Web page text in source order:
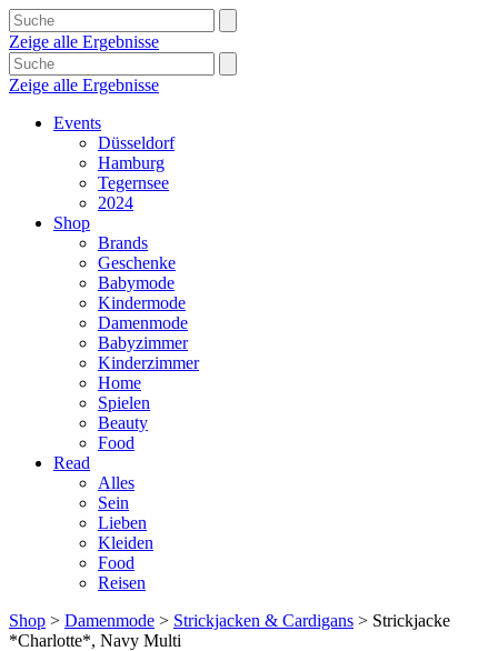
Zeige alle Ergebnisse
Zeige alle Ergebnisse
Events
Düsseldorf
Hamburg
Tegernsee
2024
Shop
Brands
Geschenke
Babymode
Kindermode
Damenmode
Babyzimmer
Kinderzimmer
Home
Spielen
Beauty
Food
Read
Alles
Sein
Lieben
Kleiden
Food
Reisen
Shop > Damenmode > Strickjacken & Cardigans > Strickjacke
*Charlotte*, Navy Multi